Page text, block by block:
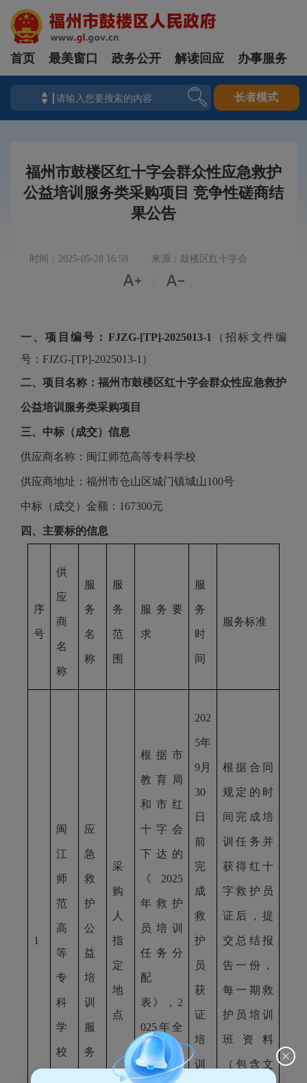
首页 最美窗口 政务公开 解读回应 办事服务
长者模式
福州市鼓楼区红十字会群众性应急救护
公益培训服务类采购项目 竞争性磋商结
果公告
时间：2025-05-28 16:58 来源：鼓楼区红十字会
 
一、项目编号： FJZG-[TP]-2025013-1 （招标文件编
号： FJZG-[TP]-2025013-1 ）
二、项目名称：福州市鼓楼区红十字会群众性应急救护
公益培训服务类采购项目
三、中标（成交）信息
供应商名称：闽江师范高等专科学校
供应商地址： 福州市仓山区城门镇城山100号
中标（成交）金额： 167300元
四、主要标的信息
序
号
供
应
商
名
称
服
务
名
称
服
务
范
围
服务要
求
服
务
时
间
服务标准
1
闽
江
师
范
高
等
专
科
学
校
应
急
救
护
公
益
培
训
服
务
采
购
人
指
定
地
点
根据市
教育局
和市红
十字会
下达的
《 2025
年救护
员培训
任务分
配
表》，2
025年全
区完成
救护员
202
5年
9月
30
日
前
完
成
救
护
员
获
证
培
训
根据合同
规定的时
间完成培
训任务并
获得红十
字救护员
证后，提
交总结报
告一份，
每一期救
护员培训
班资料
（包含文